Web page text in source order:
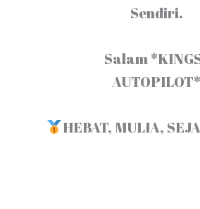
Sendiri.
Salam
AUTOPILOT*
HEBAT, MULIA,